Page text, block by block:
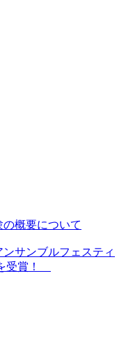
概要について
サンブルフェスティ
受賞！